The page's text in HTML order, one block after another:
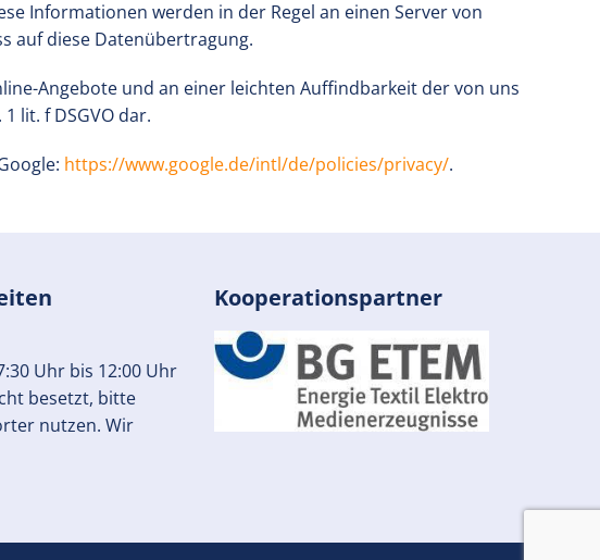
Informationen werden in der Regel an einen Server von
auf diese Datenübertragung.
Angebote und an einer leichten Auffindbarkeit der von uns
lit. f DSGVO dar.
https://www.google.de/intl/de/policies/privacy/.
Uhr bis 12:00 Uhr
besetzt, bitte
nutzen. Wir
Kooperationspartner